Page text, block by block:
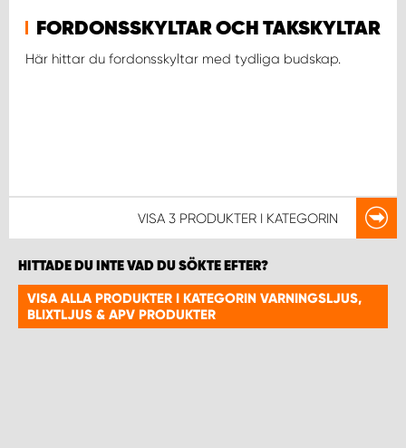
FORDONSSKYLTAR OCH TAKSKYLTAR
Här hittar du fordonsskyltar med tydliga budskap.
VISA 3 PRODUKTER I KATEGORIN
HITTADE DU INTE VAD DU SÖKTE EFTER?
VISA ALLA PRODUKTER I KATEGORIN VARNINGSLJUS,
BLIXTLJUS & APV PRODUKTER